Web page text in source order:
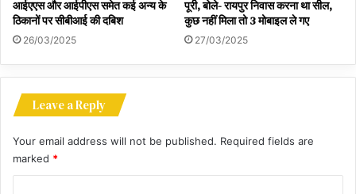
आईएएस और आईपीएस समेत कई अन्य के
ठिकानों पर सीबीआई की दबिश
26/03/2025
पूरी, बोले- रायपुर निवास करना था सील,
कुछ नहीं मिला तो 3 मोबाइल ले गए
27/03/2025
Leave a Reply
Your email address will not be published. Required fields are
marked *